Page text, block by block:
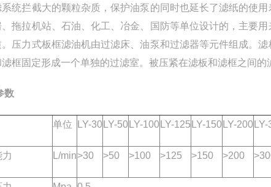
统拦截大的颗粒杂质，保护油泵的同时也延长了滤纸的使
拖拉机站、石油、化工、冶金、国防等单位设计的，主要
压力式板框滤油机由过滤床、油泵和过滤器等元件组成。
框固定形成一个单独的过滤室。被压紧在滤板和滤框之间
数
单位 LY-30 LY-50 LY-100 LY-125 LY-150 LY-200
L/min>30 >50 >100 >125 >150 >200